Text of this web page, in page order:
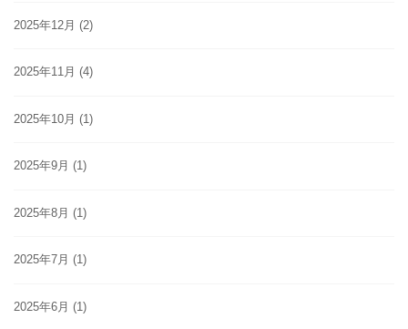
2025年12月 (2)
2025年11月 (4)
2025年10月 (1)
2025年9月 (1)
2025年8月 (1)
2025年7月 (1)
2025年6月 (1)